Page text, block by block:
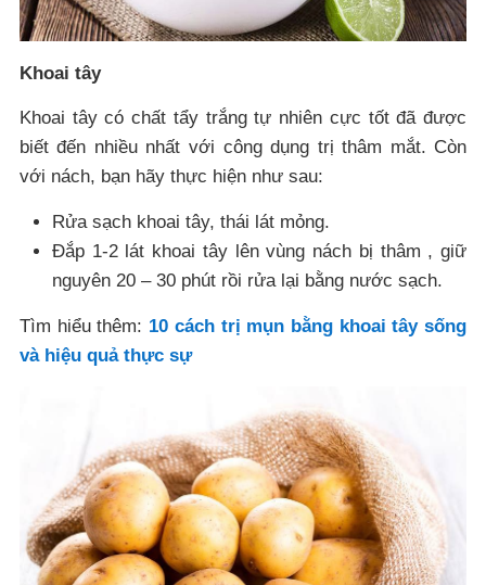
Khoai tây
Khoai tây có chất tẩy trắng tự nhiên cực tốt đã được
biết đến nhiều nhất với công dụng trị thâm mắt. Còn
với nách, bạn hãy thực hiện như sau:
Rửa sạch khoai tây, thái lát mỏng.
Đắp 1-2 lát khoai tây lên vùng nách bị thâm , giữ
nguyên 20 – 30 phút rồi rửa lại bằng nước sạch.
Tìm hiểu thêm: 10 cách trị mụn bằng khoai tây sống
và hiệu quả thực sự